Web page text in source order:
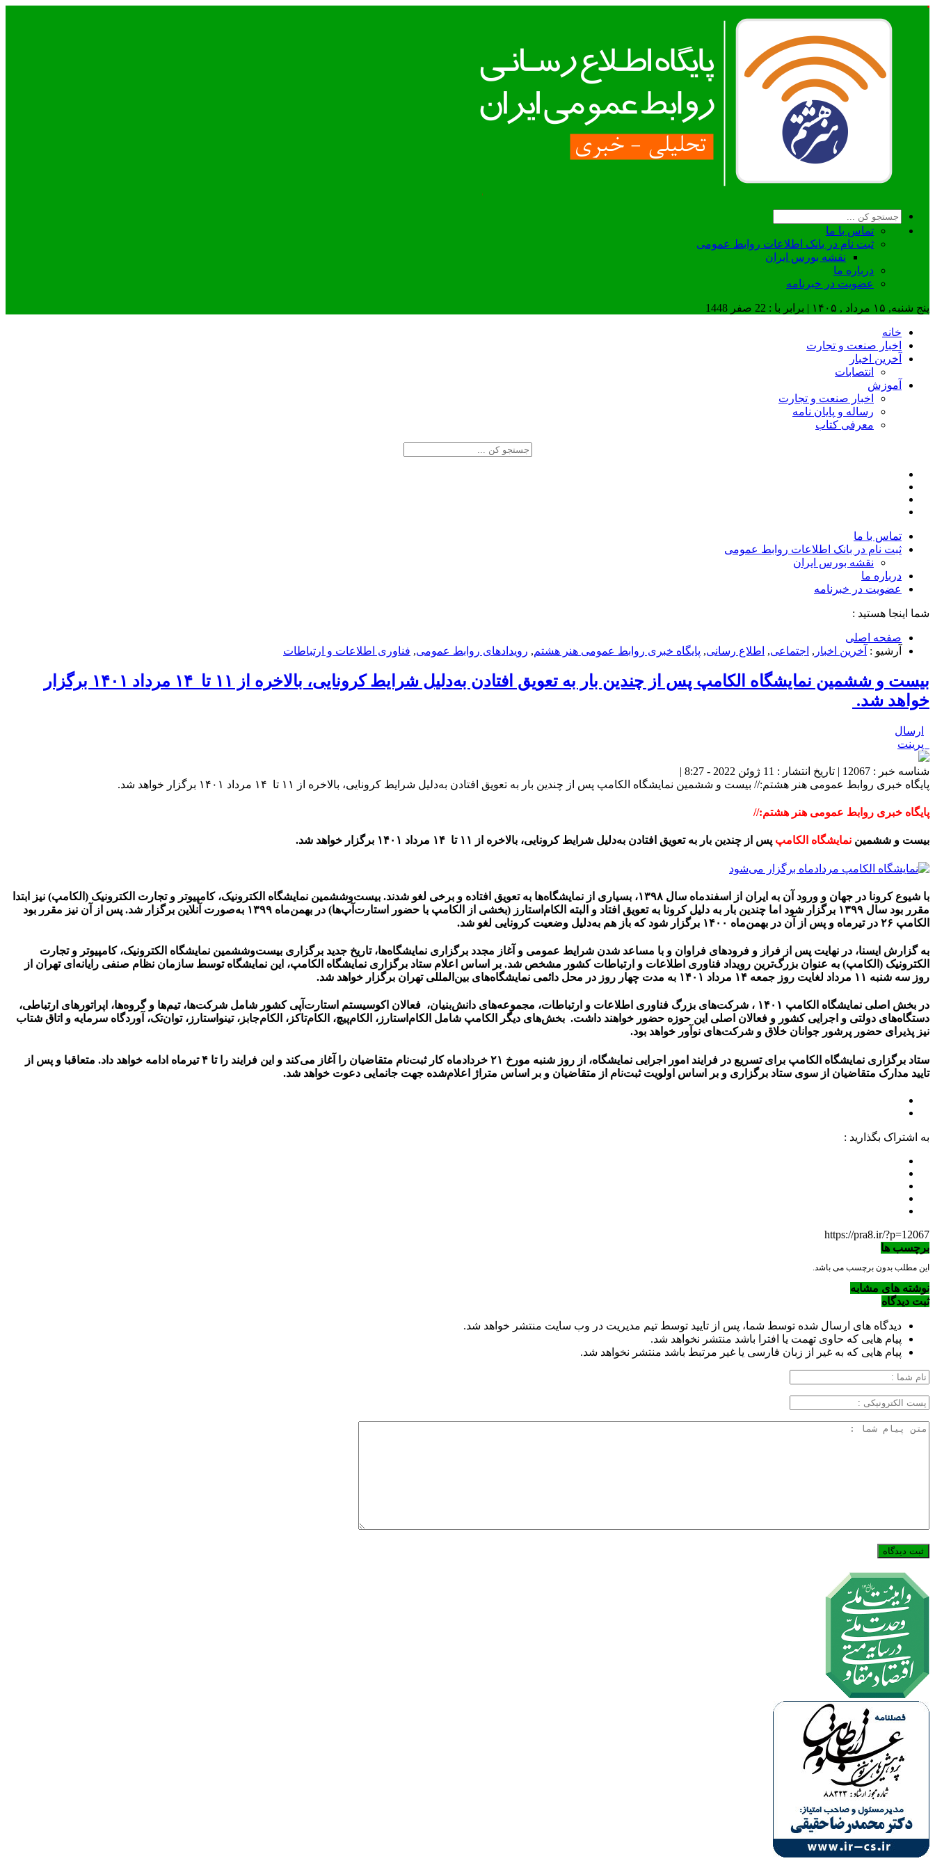
تماس با ما
ثبت نام در بانک اطلاعات روابط عمومی
نقشه بورس ایران
درباره ما
عضويت در خبرنامه
پنج شنبه, ۱۵ مرداد , ۱۴۰۵ | برابر با : 22 صفر 1448
خانه
اخبار صنعت و تجارت
آخرین اخبار
انتصابات
آموزش
اخبار صنعت و تجارت
رساله و پایان نامه
معرفی کتاب
تماس با ما
ثبت نام در بانک اطلاعات روابط عمومی
نقشه بورس ایران
درباره ما
عضويت در خبرنامه
شما اینجا هستید :
صفحه اصلی
آرشیو : آخرین اخبار , اجتماعی, اطلاع رسانی, پایگاه خبری روابط عمومی هنر هشتم, رویدادهای روابط عمومی, فناوری اطلاعات و ارتباطات
بیست و ششمین نمایشگاه الکامپ پس از چندین بار به تعویق افتادن به‌دلیل شرایط کرونایی، بالاخره از ۱۱ تا ۱۴ مرداد ۱۴۰۱ برگزار
خواهد شد.
ارسال
پرینت
شناسه خبر : 12067 | تاریخ انتشار : 11 ژوئن 2022 - 8:27 |
پایگاه خبری روابط عمومی هنر هشتم:// بیست و ششمین نمایشگاه الکامپ پس از چندین بار به تعویق افتادن به‌دلیل شرایط کرونایی، بالاخره از ۱۱ تا ۱۴ مرداد ۱۴۰۱ برگزار خواهد شد.
پایگاه خبری روابط عمومی هنر هشتم://
بیست و ششمین نمایشگاه الکامپ پس از چندین بار به تعویق افتادن به‌دلیل شرایط کرونایی، بالاخره از ۱۱ تا ۱۴ مرداد ۱۴۰۱ برگزار خواهد شد.
با شیوع کرونا در جهان و ورود آن به ایران از اسفندماه سال ۱۳۹۸، بسیاری از نمایشگاه‌ها به تعویق افتاده و برخی لغو شدند. بیست‌وششمین نمایشگاه الکترونیک، کامپیوتر و تجارت الکترونیک (الکامپ) نیز ابتدا
مقرر بود سال ۱۳۹۹ برگزار شود اما چندین بار به دلیل کرونا به تعویق افتاد و البته الکام‌استارز (بخشی از الکامپ با حضور استارت‌آپ‌ها) در بهمن‌ماه ۱۳۹۹ به‌صورت آنلاین برگزار شد. پس از آن نیز مقرر بود
الکامپ ۲۶ در تیرماه و پس از آن در بهمن‌ماه ۱۴۰۰ برگزار شود که باز هم به‌دلیل وضعیت کرونایی لغو شد.
به گزارش ایسنا، در نهایت پس از فراز و فرودهای فراوان و با مساعد شدن شرایط عمومی و آغاز مجدد برگزاری نمایشگاه‌ها، تاریخ جدید برگزاری بیست‌وششمین نمایشگاه الکترونیک، کامپیوتر و تجارت
الکترونیک (الکامپ) به عنوان بزرگ‌ترین رویداد فناوری اطلاعات و ارتباطات کشور مشخص شد. بر اساس اعلام ستاد برگزاری نمایشگاه الکامپ، این نمایشگاه توسط سازمان نظام صنفی رایانه‌ای تهران از
روز سه شنبه ۱۱ مرداد لغایت روز جمعه ۱۴ مرداد ۱۴۰۱ به مدت چهار روز در محل دائمی نمایشگاه‌های بین‌المللی تهران برگزار خواهد شد.
در بخش اصلی نمایشگاه الکامپ ۱۴۰۱ ، شرکت‌های بزرگ فناوری اطلاعات و ارتباطات، مجموعه‌های دانش‌بنیان، فعالان اکوسیستم استارت‌آپی کشور شامل شرکت‌ها، تیم‌ها و گروه‌ها، اپراتورهای ارتباطی،
دستگاه‌های دولتی و اجرایی کشور و فعالان اصلی این حوزه حضور خواهند داشت. بخش‌های دیگر الکامپ شامل الکام‌استارز، الکام‌پیچ، الکام‌تاکز، الکام‌جابز، تینواستارز، توان‌تک، آوردگاه سرمایه و اتاق شتاب
نیز پذیرای حضور پرشور جوانان خلاق و شرکت‌های نوآور خواهد بود.
ستاد برگزاری نمایشگاه الکامپ برای تسریع در فرایند امور اجرایی نمایشگاه، از روز شنبه مورخ ۲۱ خردادماه کار ثبت‌نام متقاضیان را آغاز می‌کند و این فرایند را تا ۴ تیرماه ادامه خواهد داد. متعاقبا و پس از
تایید مدارک متقاضیان از سوی ستاد برگزاری و بر اساس اولویت ثبت‌نام از متقاضیان و بر اساس متراژ اعلام‌شده جهت جانمایی دعوت خواهد شد.
به اشتراک بگذارید :
https://pra8.ir/?p=12067
برچسب ها
این مطلب بدون برچسب می باشد.
نوشته های مشابه
ثبت دیدگاه
دیدگاه های ارسال شده توسط شما، پس از تایید توسط تیم مدیریت در وب سایت منتشر خواهد شد.
پیام هایی که حاوی تهمت یا افترا باشد منتشر نخواهد شد.
پیام هایی که به غیر از زبان فارسی یا غیر مرتبط باشد منتشر نخواهد شد.